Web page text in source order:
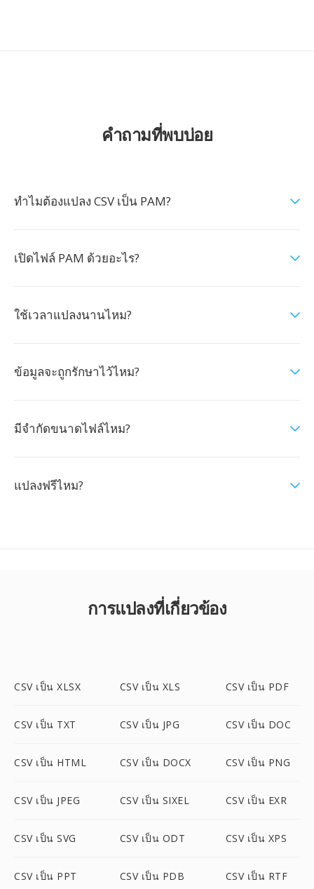
คำถามที่พบบ่อย
ทำไมต้องแปลง CSV เป็น PAM?
เปิดไฟล์ PAM ด้วยอะไร?
ใช้เวลาแปลงนานไหม?
ข้อมูลจะถูกรักษาไว้ไหม?
มีจำกัดขนาดไฟล์ไหม?
แปลงฟรีไหม?
การแปลงที่เกี่ยวข้อง
CSV เป็น XLSX CSV เป็น XLS CSV เป็น PDF
CSV เป็น TXT CSV เป็น JPG CSV เป็น DOC
CSV เป็น HTML CSV เป็น DOCX CSV เป็น PNG
CSV เป็น JPEG CSV เป็น SIXEL CSV เป็น EXR
CSV เป็น SVG CSV เป็น ODT CSV เป็น XPS
CSV เป็น PPT CSV เป็น PDB CSV เป็น RTF